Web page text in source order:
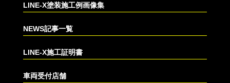
LINE-X塗装施工例画像集
NEWS記事一覧
LINE-X施工証明書
車両受付店舗